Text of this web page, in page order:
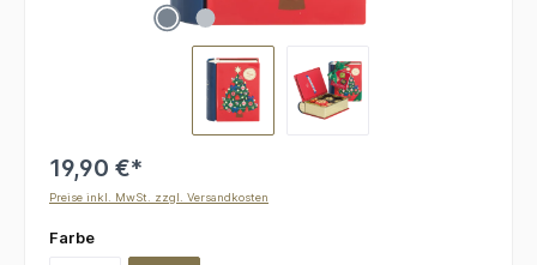
19,90 €*
Preise inkl. MwSt. zzgl. Versandkosten
Farbeauswählen